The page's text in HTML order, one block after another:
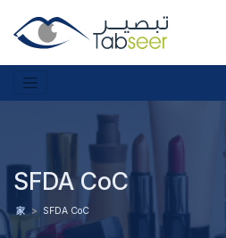
SFDA CoC
家 > SFDA CoC